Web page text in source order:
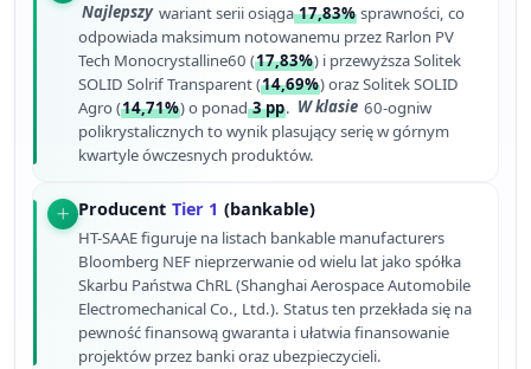
Najlepszy wariant serii osiąga17,83% sprawności, co
odpowiada maksimum notowanemu przez Rarlon PV
Tech Monocrystalline60 (17,83%) i przewyższa Solitek
SOLID Solrif Transparent (14,69%) oraz Solitek SOLID
Agro (14,71%) o ponad3 pp. W klasie 60-ogniw
polikrystalicznych to wynik plasujący serię w górnym
kwartyle ówczesnych produktów.
Producent Tier 1 (bankable)
HT-SAAE figuruje na listach bankable manufacturers
Bloomberg NEF nieprzerwanie od wielu lat jako spółka
Skarbu Państwa ChRL (Shanghai Aerospace Automobile
Electromechanical Co., Ltd.). Status ten przekłada się na
pewność finansową gwaranta i ułatwia finansowanie
projektów przez banki oraz ubezpieczycieli.